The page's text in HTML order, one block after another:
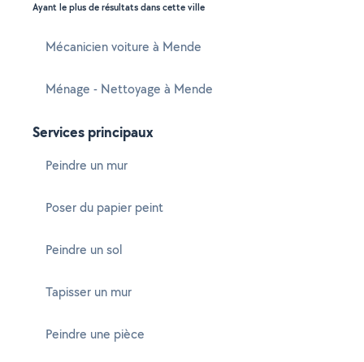
Ayant le plus de résultats dans cette ville
Mécanicien voiture à Mende
Ménage - Nettoyage à Mende
Services principaux
Peindre un mur
Poser du papier peint
Peindre un sol
Tapisser un mur
Peindre une pièce